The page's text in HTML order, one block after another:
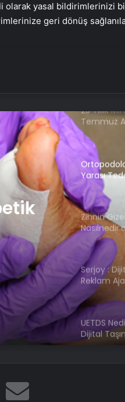
olarak yasal bildirimlerinizi
geri dönüşİzmir
25 Yıllık
Temmuz
Yarası
Zihnin
Serjoy :
Reklam
Tasarım
UETDS
Dijital